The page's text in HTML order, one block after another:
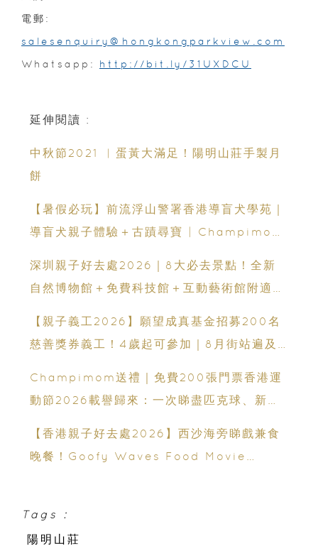
電郵:
salesenquiry@hongkongparkview.com
Whatsapp: http://bit.ly/31UXDCU
延伸閱讀 :
中秋節2021 ︳蛋黃大滿足！陽明山莊手製月
餅
【暑假必玩】前流浮山警署香港導盲犬學苑｜
導盲犬親子體驗＋古蹟尋寶 | Champimom
深圳親子好去處2026｜8大必去景點！全新
自然博物館＋免費科技館＋互動藝術館附適合
【親子義工2026】願望成真基金招募200名
慈善獎券義工！4歲起可參加｜8月街站遍及
Champimom送禮｜免費200張門票香港運
動節2026載譽歸來：一次睇盡匹克球、新興
【香港親子好去處2026】西沙海旁睇戲兼食
晚餐！Goofy Waves Food Movie
Tags :
陽明山莊